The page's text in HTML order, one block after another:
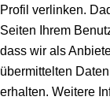
Profil verlinken.
Seiten Ihrem
dass wir als
übermittelten
erhalten. Weitere